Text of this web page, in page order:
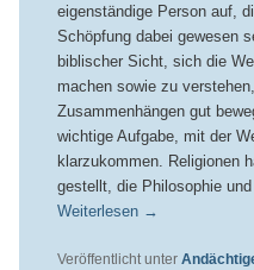
eigenständige Person auf,
Schöpfung dabei gewesen
biblischer Sicht, sich die
machen sowie zu
Zusammenhängen gut
wichtige Aufgabe, mit der
klarzukommen. Religionen
gestellt, die Philosophie
Weiterlesen →
Veröffentlicht unter